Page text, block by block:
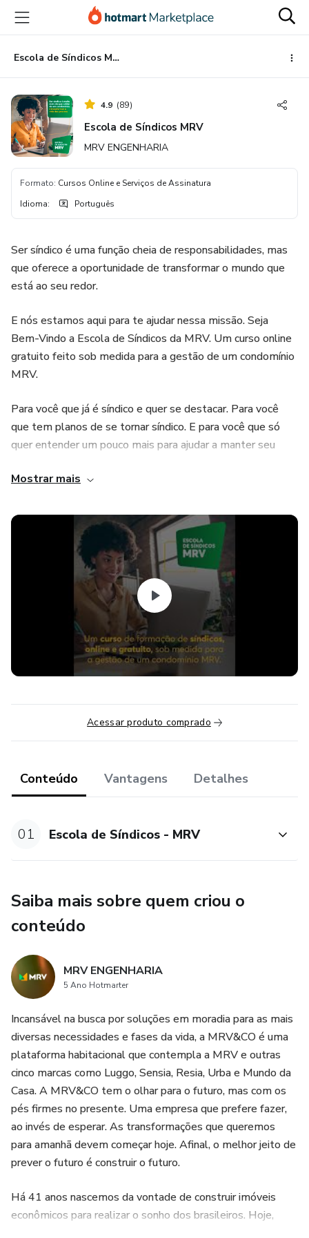
para
conteúdo
principal
para
pagamento
para
rodapé
Escola de Síndicos MRV
4.9 (89)
Escola de Síndicos MRV
MRV ENGENHARIA
Formato: Cursos Online e Serviços de Assinatura
Idioma: Português
Ser síndico é uma função cheia de responsabilidades, mas
que oferece a oportunidade de transformar o mundo que
está ao seu redor.
E nós estamos aqui para te ajudar nessa missão. Seja
Bem-Vindo a Escola de Síndicos da MRV. Um curso online
gratuito feito sob medida para a gestão de um condomínio
MRV.
Para você que já é síndico e quer se destacar. Para você
que tem planos de se tornar síndico. E para você que só
quer entender um pouco mais para ajudar a manter seu
complementares que irão te explicar tudo o que você
precisa saber sobre os modelos de gestão, regras e
legislação, gestão de pessoas e fornecedores,
gerenciamento de contratos e manutenções e muito mais.
Vamos lá? Confira agora as duas primeiras vídeoaulas do
Mostrar mais
Acessar produto comprado
Conteúdo Vantagens Detalhes
01 Escola de Síndicos - MRV
Saiba mais sobre quem criou o
conteúdo
MRV ENGENHARIA
5 Ano Hotmarter
Incansável na busca por soluções em moradia para as mais
diversas necessidades e fases da vida, a MRV&CO é uma
plataforma habitacional que contempla a MRV e outras
cinco marcas como Luggo, Sensia, Resia, Urba e Mundo da
Casa. A MRV&CO tem o olhar para o futuro, mas com os
pés firmes no presente. Uma empresa que prefere fazer,
ao invés de esperar. As transformações que queremos
para amanhã devem começar hoje. Afinal, o melhor jeito de
prever o futuro é construir o futuro.
Há 41 anos nascemos da vontade de construir imóveis
econômicos para realizar o sonho dos brasileiros. Hoje,